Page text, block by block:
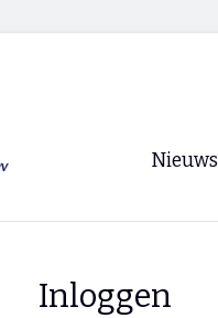
Nieuws
Inloggen